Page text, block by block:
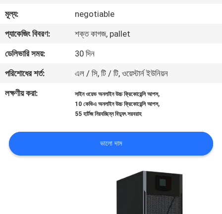
গুণমান
নিয়ন্ত্রণ
আমাদের
সাথে
খবর
মূল্য:
negotiable
প্যাকেজিং বিবরণ:
শক্ত কাগজ, pallet
ডেলিভারি সময়:
30 দিন
পরিশোধের শর্ত:
এল / সি, টি / টি, ওয়েস্টার্ন ইউনিয়ন
লক্ষণীয় করা:
সাইন ওয়েভ অনলাইন উচ্চ ফ্রিকোয়েন্সি আপস,
10 কেভিএ অনলাইন উচ্চ ফ্রিকোয়েন্সি আপস,
55 হার্টজ নিরবচ্ছিন্ন বিদ্যুৎ সরবরাহ
ভালো দাম